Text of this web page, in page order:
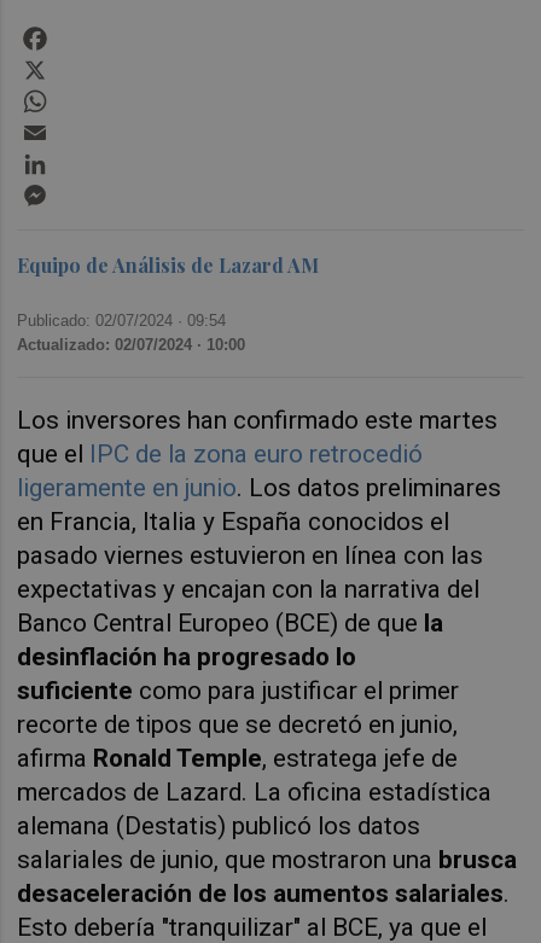
Equipo de Análisis de Lazard AM
Publicado: 02/07/2024 ·09:54
Actualizado: 02/07/2024 · 10:00
Los inversores han confirmado este martes
que el IPC de la zona euro retrocedió
ligeramente en junio. Los datos preliminares
en Francia, Italia y España conocidos el
pasado viernes estuvieron en línea con las
expectativas y encajan con la narrativa del
Banco Central Europeo (BCE) de que la
desinflación ha progresado lo
suficiente como para justificar el primer
recorte de tipos que se decretó en junio,
afirma Ronald Temple, estratega jefe de
mercados de Lazard. La oficina estadística
alemana (Destatis) publicó los datos
salariales de junio, que mostraron una brusca
desaceleración de los aumentos salariales.
Esto debería "tranquilizar" al BCE, ya que el